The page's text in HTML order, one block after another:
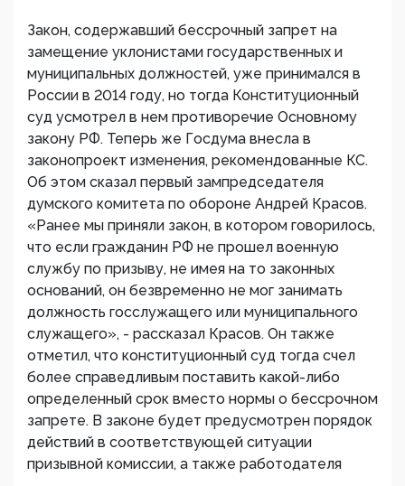
Закон, содержавший бессрочный запрет на
замещение уклонистами государственных и
муниципальных должностей, уже принимался в
России в 2014 году, но тогда Конституционный
суд усмотрел в нем противоречие Основному
закону РФ. Теперь же Госдума внесла в
законопроект изменения, рекомендованные КС.
Об этом сказал первый зампредседателя
думского комитета по обороне Андрей Красов.
«Ранее мы приняли закон, в котором говорилось,
что если гражданин РФ не прошел военную
службу по призыву, не имея на то законных
оснований, он безвременно не мог занимать
должность госслужащего или муниципального
служащего», - рассказал Красов. Он также
отметил, что конституционный суд тогда счел
более справедливым поставить какой-либо
определенный срок вместо нормы о бессрочном
запрете. В законе будет предусмотрен порядок
действий в соответствующей ситуации
призывной комиссии, а также работодателя